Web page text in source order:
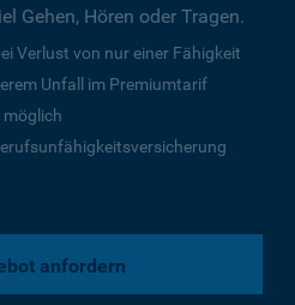
Gehen, Hören oder Tragen.
Verlust von nur einer Fähigkeit
Unfall im Premiumtarif
anfordern